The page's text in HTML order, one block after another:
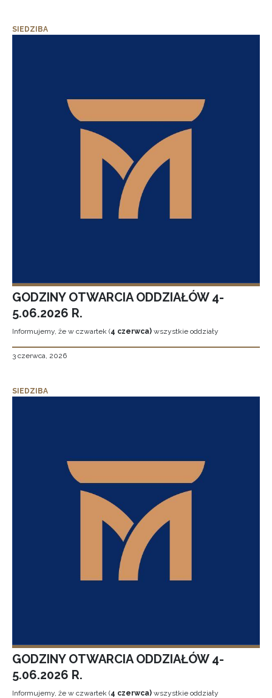
SIEDZIBA
GODZINY OTWARCIA ODDZIAŁÓW 4-
5.06.2026 R.
Informujemy, że w czwartek (4 czerwca) wszystkie oddziały
3 czerwca, 2026
SIEDZIBA
GODZINY OTWARCIA ODDZIAŁÓW 4-
5.06.2026 R.
Informujemy, że w czwartek (4 czerwca) wszystkie oddziały